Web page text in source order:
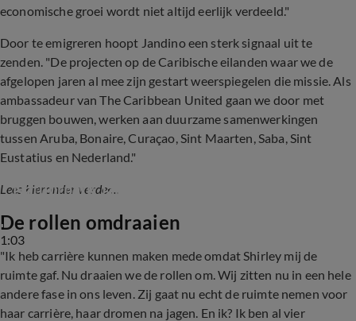
economische groei wordt niet altijd eerlijk verdeeld."
Door te emigreren hoopt Jandino een sterk signaal uit te
zenden. "De projecten op de Caribische eilanden waar we de
afgelopen jaren al mee zijn gestart weerspiegelen die missie. Als
ambassadeur van The Caribbean United gaan we door met
bruggen bouwen, werken aan duurzame samenwerkingen
tussen Aruba, Bonaire, Curaçao, Sint Maarten, Saba, Sint
Eustatius en Nederland."
Lees hieronder verder...
1:03
Natuurpark Jandino weer opgebouwd
De rollen omdraaien
"Ik heb carrière kunnen maken mede omdat Shirley mij de
ruimte gaf. Nu draaien we de rollen om. Wij zitten nu in een hele
andere fase in ons leven. Zij gaat nu echt de ruimte nemen voor
haar carrière, haar dromen na jagen. En ik? Ik ben al vier